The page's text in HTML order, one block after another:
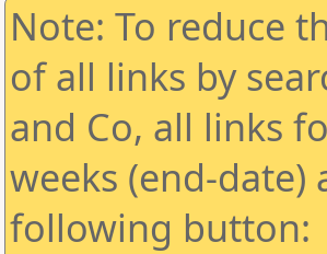
Note: To reduce
of all links by
and Co, all links
weeks (end-
following button: